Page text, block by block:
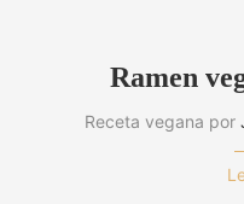
Ramen
Receta vegana por